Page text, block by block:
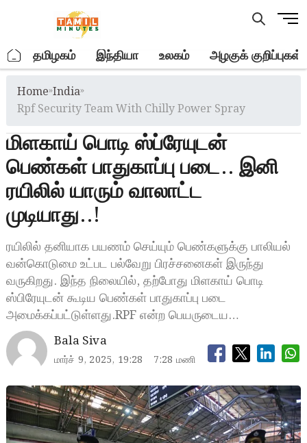
M
u
o
. தமிழகம் இந்தியா உலகம் அழகுக் குறிப்புகள்
Home»India»
Rpf Security Team With Chilly Power Spray
மிளகாய் பொடி ஸ்ப்ரேயுடன்
பெண்கள் பாதுகாப்பு படை.. இனி
ரயிலில் யாரும் வாலாட்ட
முடியாது..!
ரயிலில் தனியாக பயணம் செய்யும் பெண்களுக்கு பாலியல்
வன்கொடுமை உட்பட பல்வேறு பிரச்சனைகள் இருந்து
வருகிறது. இந்த நிலையில், தற்போது மிளகாய் பொடி
ஸ்பிரேயுடன் கூடிய பெண்கள் பாதுகாப்பு படை
அமைக்கப்பட்டுள்ளது.RPF என்ற பெயருடைய…
Bala Siva
மார்ச் 9, 2025, 19:28 7:28 மணி